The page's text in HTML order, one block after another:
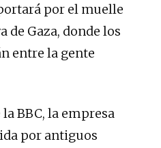
por el muelle
de Gaza, donde los
entre la gente
BBC, la empresa
por antiguos